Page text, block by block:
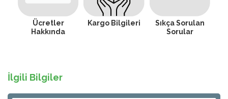
Ücretler
Hakkında
Kargo Bilgileri
Sıkça Sorulan
Sorular
İlgili Bilgiler